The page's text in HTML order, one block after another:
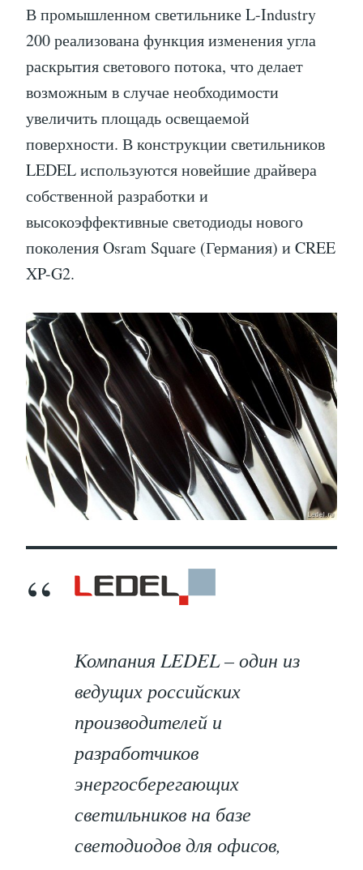
В промышленном светильнике L-Industry
200 реализована функция изменения угла
раскрытия светового потока, что делает
возможным в случае необходимости
увеличить площадь освещаемой
поверхности. В конструкции светильников
LEDEL используются новейшие драйвера
собственной разработки и
высокоэффективные светодиоды нового
поколения Osram Square (Германия) и CREE
XP-G2.
Компания LEDEL – один из
ведущих российских
производителей и
разработчиков
энергосберегающих
светильников на базе
светодиодов для офисов,